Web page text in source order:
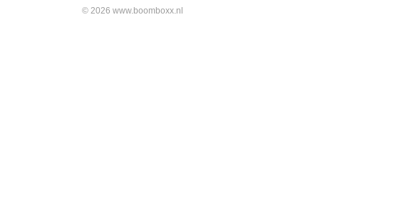
© 2026 www.boomboxx.nl